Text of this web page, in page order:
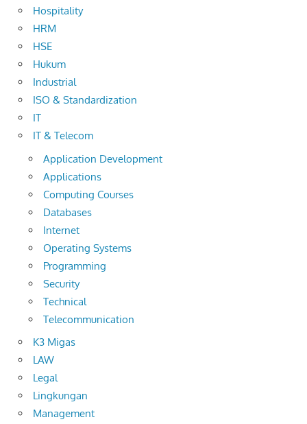
Hospitality
HRM
HSE
Hukum
Industrial
ISO & Standardization
IT
IT & Telecom
Application Development
Applications
Computing Courses
Databases
Internet
Operating Systems
Programming
Security
Technical
Telecommunication
K3 Migas
LAW
Legal
Lingkungan
Management